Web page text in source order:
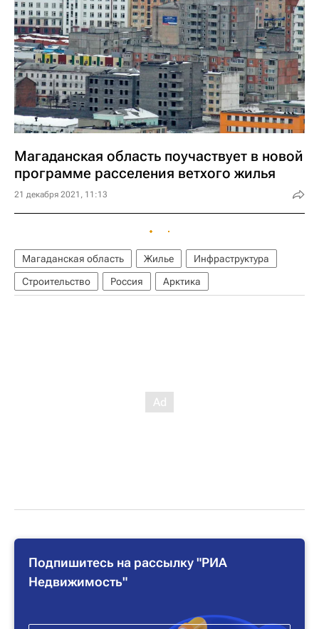
Магаданская область поучаствует в новой
программе расселения ветхого жилья
21 декабря 2021, 11:13
Магаданская область Жилье
Инфраструктура
Строительство
Россия Арктика
Подпишитесь на рассылку "РИА
Недвижимость"